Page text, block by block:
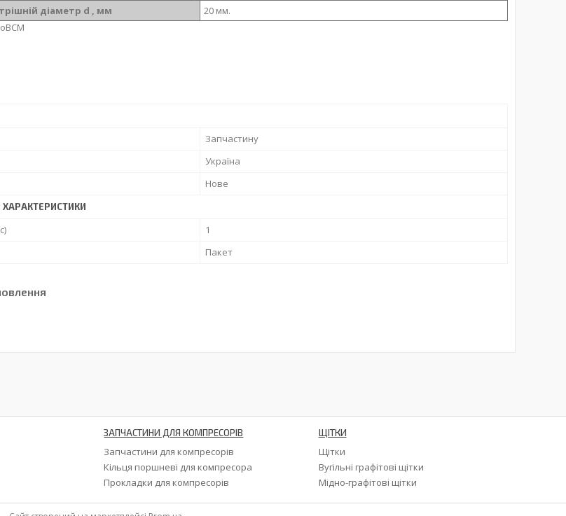
діаметр d , мм
20 мм.
Запчастину
Україна
Нове
1
Пакет
ЗАПЧАСТИНИ ДЛЯ КОМПРЕСОРІВ
Запчастини для компресорів
Кільця поршневі для компресора
Прокладки для компресорів
ЩІТКИ
Щітки
Вугільні графітові щітки
Мідно-графітові щітки